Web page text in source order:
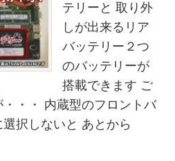
テリーと 取り外
しが出来るリア
バッテリー２つ
のバッテリーが
搭載できます ご
・・ 内蔵型のフロントバ
択しないと あとから